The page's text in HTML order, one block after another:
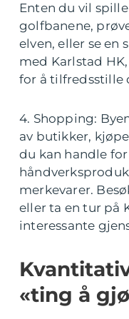
Enten du vil
golfbanene,
elven, eller se en
med Karlstad
for å tilfredsstille
4. Shopping:
av butikker,
du kan handle
merkevarer.
eller ta en tur på
interessante
«ting å